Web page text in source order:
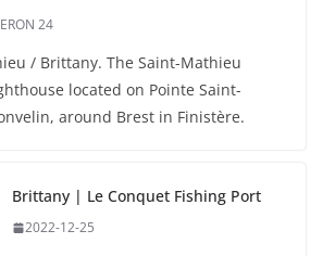
24
/ Brittany. The Saint-Mathieu
located on Pointe Saint-
around Brest in Finistère.
Brittany | Le Conquet Fishing Port
2022-12-25